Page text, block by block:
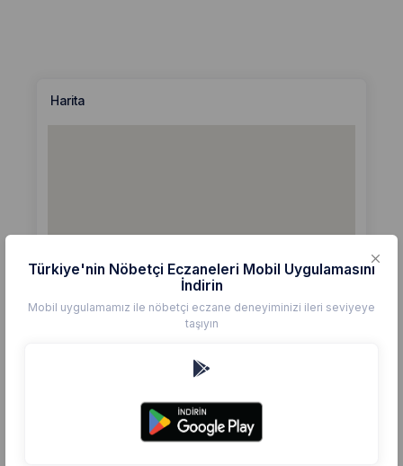
Harita
Türkiye'nin Nöbetçi Eczaneleri Mobil Uygulamasını
İndirin
Mobil uygulamamız ile nöbetçi eczane deneyiminizi ileri seviyeye
taşıyın